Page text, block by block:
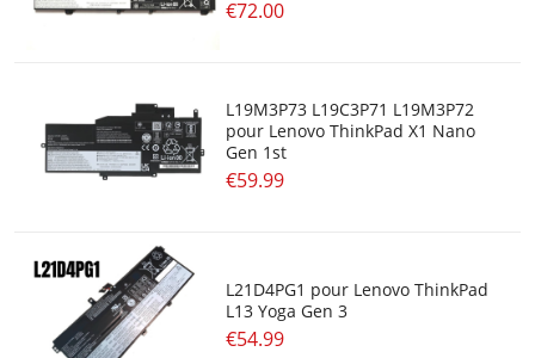
€72.00
L19M3P73 L19C3P71 L19M3P72
pour Lenovo ThinkPad X1 Nano
Gen 1st
€59.99
L21D4PG1 pour Lenovo ThinkPad
L13 Yoga Gen 3
€54.99